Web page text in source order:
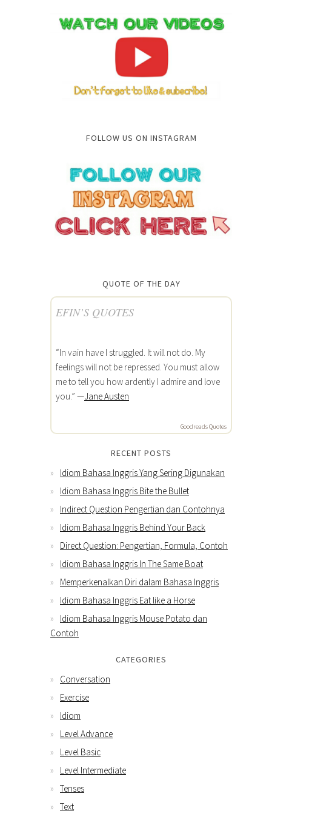
FOLLOW US ON INSTAGRAM
QUOTE OF THE DAY
EFIN’S QUOTES
“In vain have I struggled. It will not do. My
feelings will not be repressed. You must allow
me to tell you how ardently I admire and love
you.” —Jane Austen
Goodreads Quotes
RECENT POSTS
Idiom Bahasa Inggris Yang Sering Digunakan
Idiom Bahasa Inggris Bite the Bullet
Indirect Question Pengertian dan Contohnya
Idiom Bahasa Inggris Behind Your Back
Direct Question: Pengertian, Formula, Contoh
Idiom Bahasa Inggris In The Same Boat
Memperkenalkan Diri dalam Bahasa Inggris
Idiom Bahasa Inggris Eat like a Horse
Idiom Bahasa Inggris Mouse Potato dan
Contoh
CATEGORIES
Conversation
Exercise
Idiom
Level Advance
Level Basic
Level Intermediate
Tenses
Text